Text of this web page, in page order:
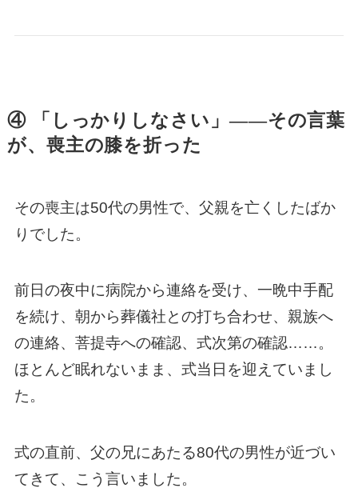
④ 「しっかりしなさい」——その言葉
が、喪主の膝を折った
その喪主は50代の男性で、父親を亡くしたばか
りでした。
前日の夜中に病院から連絡を受け、一晩中手配
を続け、朝から葬儀社との打ち合わせ、親族へ
の連絡、菩提寺への確認、式次第の確認……。
ほとんど眠れないまま、式当日を迎えていまし
た。
式の直前、父の兄にあたる80代の男性が近づい
てきて、こう言いました。